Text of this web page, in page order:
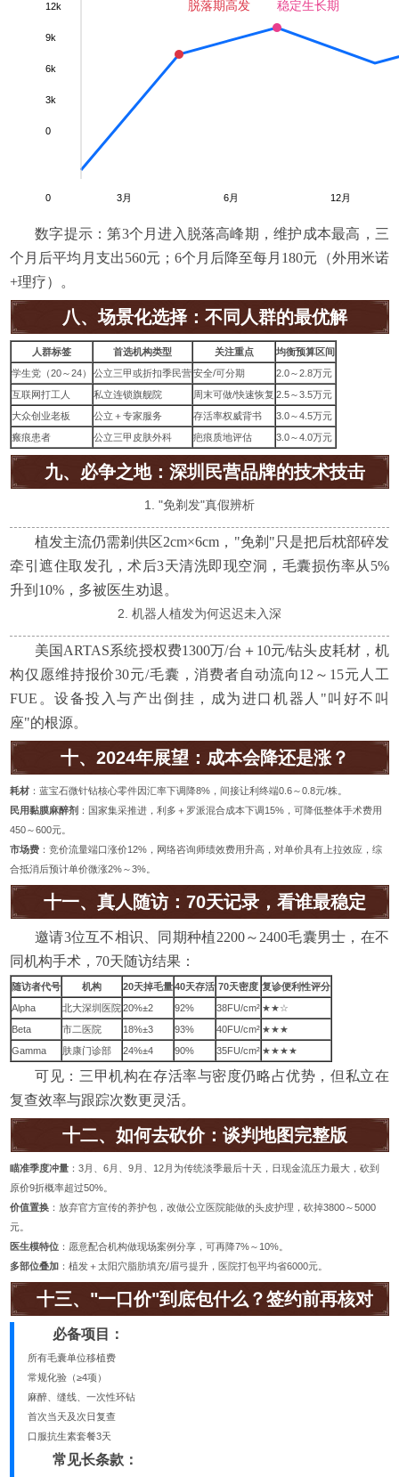
0 3月 6月 12月
0
3k
6k
9k
12k 脱落期高发 稳定生长期
数字提示：第3个月进入脱落高峰期，维护成本最高，三
个月后平均月支出560元；6个月后降至每月180元（外用米诺
+理疗）。
八、场景化选择：不同人群的最优解
人群标签 首选机构类型 关注重点
均衡预算区间
学生党（20～24）
公立三甲或折扣季民营安全/可分期
2.0～2.8万元
互联网打工人
私立连锁旗舰院 周末可做/快速恢复 2.5～3.5万元
大众创业老板
公立＋专家服务 存活率权威背书
3.0～4.5万元
瘢痕患者
公立三甲皮肤外科 疤痕质地评估 3.0～4.0万元
九、必争之地：深圳民营品牌的技术技击
1. "免剃发"真假辨析
植发主流仍需剃供区2cm×6cm，"免剃"只是把后枕部碎发
牵引遮住取发孔，术后3天清洗即现空洞，毛囊损伤率从5%
升到10%，多被医生劝退。
2. 机器人植发为何迟迟未入深
美国ARTAS系统授权费1300万/台＋10元/钻头皮耗材，机
构仅愿维持报价30元/毛囊，消费者自动流向12～15元人工
FUE。设备投入与产出倒挂，成为进口机器人"叫好不叫
座"的根源。
十、2024年展望：成本会降还是涨？
耗材 ：蓝宝石微针钻核心零件因汇率下调降8%，间接让利终端0.6～0.8元/株。
民用黏膜麻醉剂 ：国家集采推进，利多＋罗派混合成本下调15%，可降低整体手术费用
450～600元。
市场费 ：竞价流量端口涨价12%，网络咨询师绩效费用升高，对单价具有上拉效应，综
合抵消后预计单价微涨2%～3%。
十一、真人随访：70天记录，看谁最稳定
邀请3位互不相识、同期种植2200～2400毛囊男士，在不
同机构手术，70天随访结果：
随访者代号 机构 20天掉毛量40天存活 70天密度 复诊便利性评分
Alpha
北大深圳医院20%±2 92% 38FU/cm² ★★☆
Beta
市二医院 18%±3 93% 40FU/cm² ★★★
Gamma
肤康门诊部 24%±4 90% 35FU/cm² ★★★★
可见：三甲机构在存活率与密度仍略占优势，但私立在
复查效率与跟踪次数更灵活。
十二、如何去砍价：谈判地图完整版
瞄准季度冲量 ：3月、6月、9月、12月为传统淡季最后十天，日现金流压力最大，砍到
原价9折概率超过50%。
价值置换 ：放弃官方宣传的养护包，改做公立医院能做的头皮护理，砍掉3800～5000
元。
医生模特位 ：愿意配合机构做现场案例分享，可再降7%～10%。
多部位叠加 ：植发＋太阳穴脂肪填充/眉弓提升，医院打包平均省6000元。
十三、"一口价"到底包什么？签约前再核对
必备项目：
所有毛囊单位移植费
常规化验（≥4项）
麻醉、缝线、一次性环钻
首次当天及次日复查
口服抗生素套餐3天
常见长条款：